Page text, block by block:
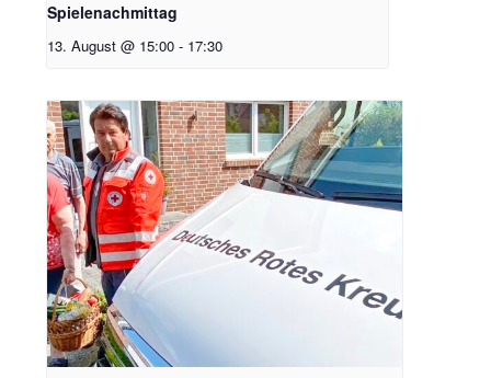
Spielenachmittag
13. August @ 15:00 - 17:30